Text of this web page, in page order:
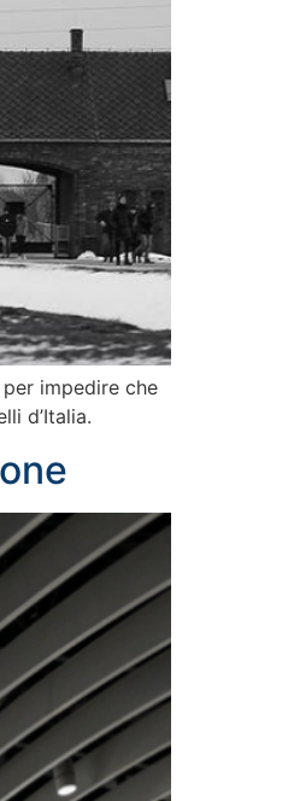
impedire che
d’Italia.